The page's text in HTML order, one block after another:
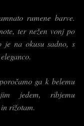
rumene barve.
ter nežen vonj po
je na okusu sadno, s
ga k belemu
jedem, ribjemu
rižotam.